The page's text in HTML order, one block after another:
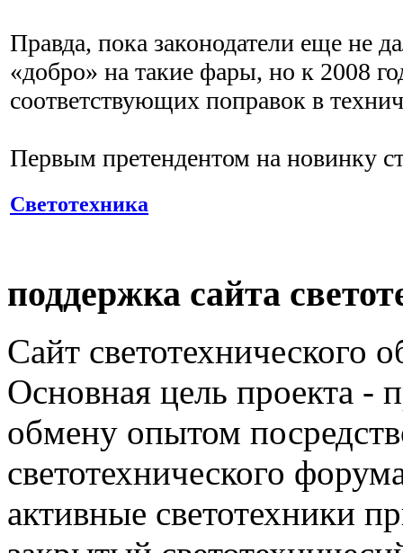
Правда, пока законодатели еще не
«добро» на такие фары, но к 2008
соответствующих поправок в
Первым претендентом на новинку
Светотехника
поддержка сайта
Сайт светотехнического
Основная цель проекта -
обмену опытом
светотехнического
активные светотехники